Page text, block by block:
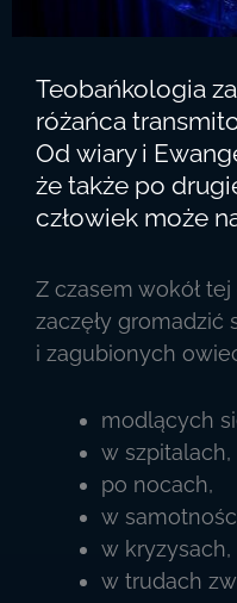
Teobańkologia
różańca
Od wiary i
że także po
człowiek może
Z czasem wokół
zaczęły gromadzić
i zagubionych
modlących
w szpitalach,
po nocach,
w
w kryzysach,
w trudach